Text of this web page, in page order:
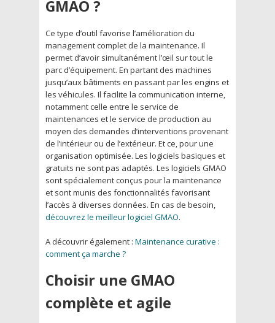
GMAO ?
Ce type d’outil favorise l’amélioration du
management complet de la maintenance. Il
permet d’avoir simultanément l’œil sur tout le
parc d’équipement. En partant des machines
jusqu’aux bâtiments en passant par les engins et
les véhicules. Il facilite la communication interne,
notamment celle entre le service de
maintenances et le service de production au
moyen des demandes d’interventions provenant
de l’intérieur ou de l’extérieur. Et ce, pour une
organisation optimisée. Les logiciels basiques et
gratuits ne sont pas adaptés. Les logiciels GMAO
sont spécialement conçus pour la maintenance
et sont munis des fonctionnalités favorisant
l’accès à diverses données. En cas de besoin,
découvrez le meilleur logiciel GMAO.
A découvrir également : Maintenance curative :
comment ça marche ?
Choisir une GMAO
complète et agile